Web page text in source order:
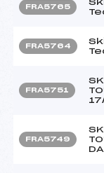
FRA5765
FRA5764
FRA5751
FRA5749